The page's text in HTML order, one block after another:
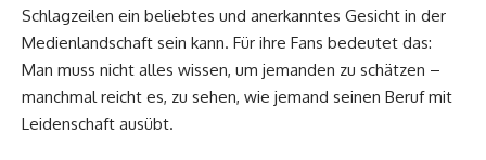
Schlagzeilen ein beliebtes und anerkanntes Gesicht in der
Medienlandschaft sein kann. Für ihre Fans bedeutet das:
Man muss nicht alles wissen, um jemanden zu schätzen –
manchmal reicht es, zu sehen, wie jemand seinen Beruf mit
Leidenschaft ausübt.